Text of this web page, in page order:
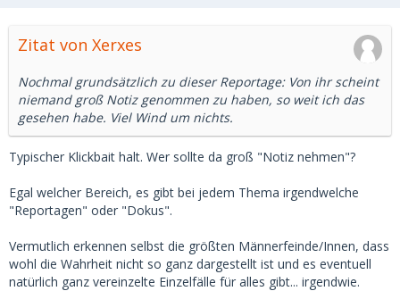
Zitat von Xerxes
Nochmal grundsätzlich zu dieser Reportage: Von ihr scheint
niemand groß Notiz genommen zu haben, so weit ich das
gesehen habe. Viel Wind um nichts.
Typischer Klickbait halt. Wer sollte da groß "Notiz nehmen"?
Egal welcher Bereich, es gibt bei jedem Thema irgendwelche
"Reportagen" oder "Dokus".
Vermutlich erkennen selbst die größten Männerfeinde/Innen, dass
wohl die Wahrheit nicht so ganz dargestellt ist und es eventuell
natürlich ganz vereinzelte Einzelfälle für alles gibt... irgendwie.